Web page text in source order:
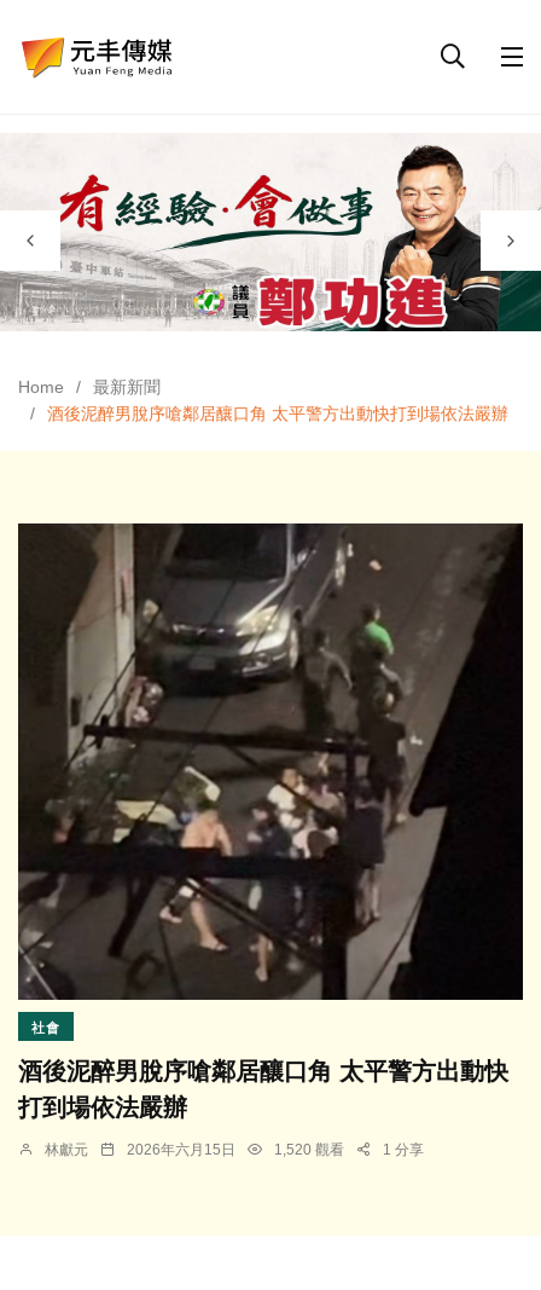
Home
最新新聞
酒後泥醉男脫序嗆鄰居釀口角 太平警方出動快打到場依法嚴辦
社會
酒後泥醉男脫序嗆鄰居釀口角 太平警方出動快
打到場依法嚴辦
林獻元 2026年六月15日 1,520 觀看 1 分享